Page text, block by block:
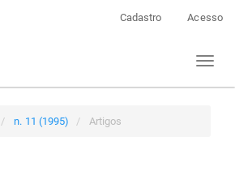
Cadastro Acesso
Toggle
n. 11 (1995) Artigos